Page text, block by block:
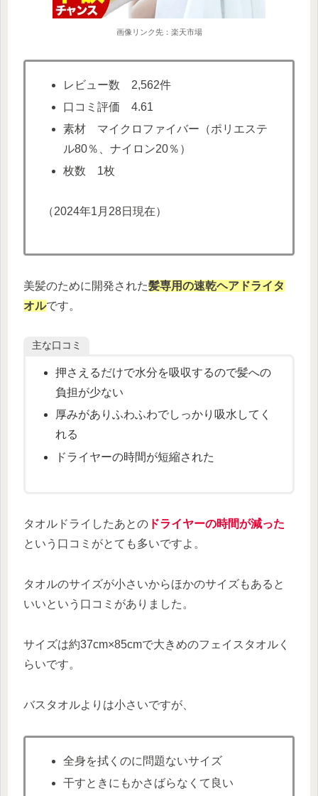
画像リンク先：楽天市場
レビュー数 2,562件
口コミ評価 4.61
素材 マイクロファイバー（ポリエステ
ル80％、ナイロン20％）
枚数 1枚
（2024年1月28日現在）
美髪のために開発された髪専用の速乾ヘアドライタ
オルです。
主な口コミ
押さえるだけで水分を吸収するので髪への
負担が少ない
厚みがありふわふわでしっかり吸水してく
れる
ドライヤーの時間が短縮された
タオルドライしたあとの ドライヤーの時間が減った
という口コミがとても多いですよ。
タオルのサイズが小さいからほかのサイズもあると
いいという口コミがありました。
サイズは約37cm×85cmで大きめのフェイスタオルく
らいです。
バスタオルよりは小さいですが、
全身を拭くのに問題ないサイズ
干すときにもかさばらなくて良い